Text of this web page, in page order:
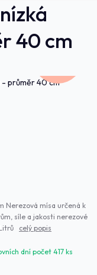
40 cm
Nerezová mísa určená k
síle a jakosti nerezové
celý popis
dní počet 417 ks